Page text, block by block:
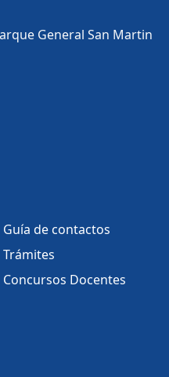
General San Martin
Guía de contactos
Trámites
Concursos Docentes